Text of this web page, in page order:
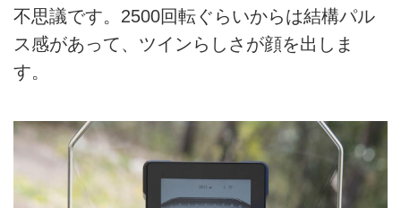
不思議です。2500回転ぐらいからは結構パル
ス感があって、ツインらしさが顔を出しま
す。